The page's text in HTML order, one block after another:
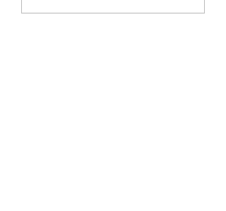
い。今から始める台湾